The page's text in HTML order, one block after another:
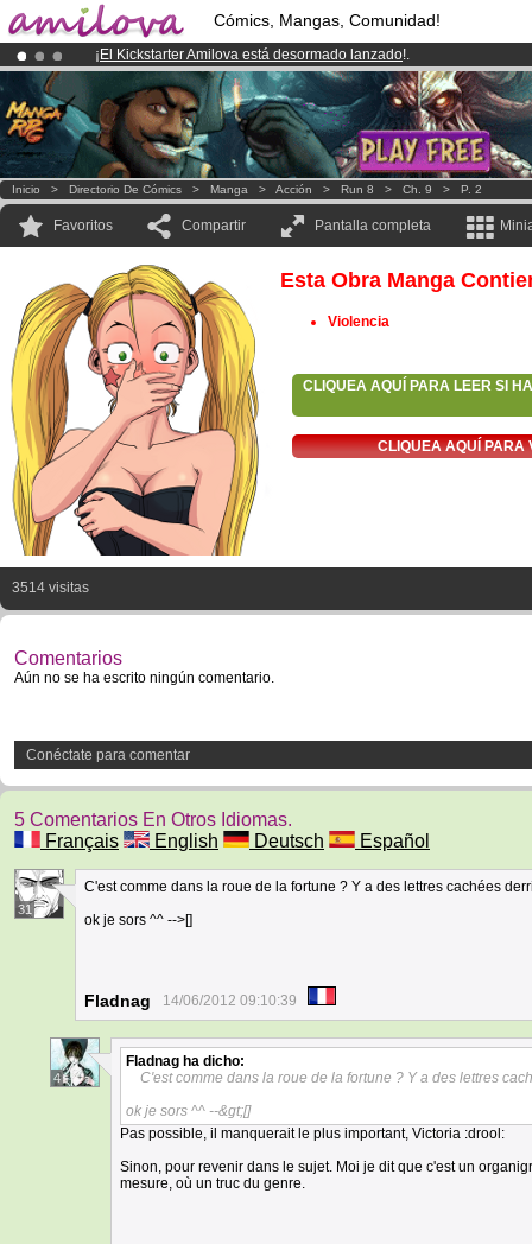
Cómics, Mangas, Comunidad!
¡ El Kickstarter Amilova está desormado lanzado!.
¡Conviertete en Premium por3.95 eurosal mes!Hazte Premium ya
¡Ya tenemos 100000miembrosy 1000 Cómics y Mangas!.
Inicio > Directorio De Cómics > Manga > Acción > Run 8 > Ch. 9 > P. 2
Favoritos Compartir Pantalla completa
Esta Obra Manga
Violencia
CLIQUEA AQUÍ PARA LEER SI
CLIQUEA AQUÍ PARA
3514 visitas
Comentarios
Aún no se ha escrito ningún comentario.
Conéctate para comentar
5 Comentarios En Otros Idiomas.
Français
English Deutsch Español
31
C'est comme dans la roue de la fortune ? Y a des lettres cachées
ok je sors ^^ -->[]
Fladnag 14/06/2012 09:10:39
4
Fladnag ha dicho:
C'est comme dans la roue de la fortune ? Y a des lettres
ok je sors ^^ --&gt;[]
Pas possible, il manquerait le plus important, Victoria :drool:
Sinon, pour revenir dans le sujet. Moi je dit que c'est un
mesure, où un truc du genre.